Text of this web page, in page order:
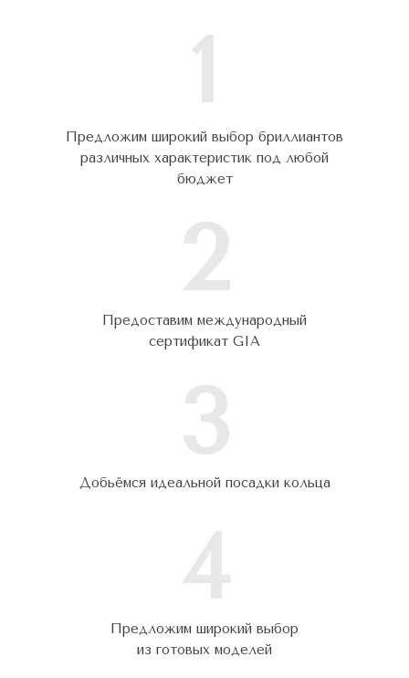
Предложим широкий выбор бриллиантов
различных характеристик под любой
бюджет
Предоставим международный
сертификат GIA
Добьёмся идеальной посадки кольца
Предложим широкий выбор
из готовых моделей